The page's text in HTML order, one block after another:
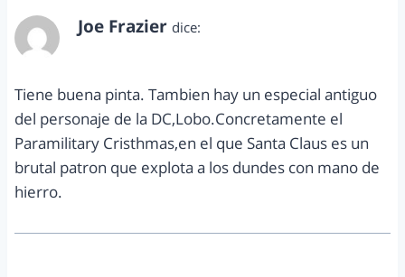
Joe Frazier dice:
Tiene buena pinta. Tambien hay un especial antiguo
del personaje de la DC,Lobo.Concretamente el
Paramilitary Cristhmas,en el que Santa Claus es un
brutal patron que explota a los dundes con mano de
hierro.